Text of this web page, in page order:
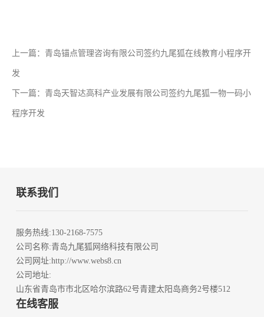
上一篇：青岛锚点管理咨询有限公司签约九尾狐在线教育小程序开
发
下一篇：青岛天智达高科产业发展有限公司签约九尾狐一物一码小
程序开发
联系我们
服务热线:130-2168-7575
公司名称:青岛九尾狐网络科技有限公司
公司网址:http://www.webs8.cn
公司地址:
山东省青岛市市北区哈尔滨路62号青建太阳岛商务2号楼512
在线客服